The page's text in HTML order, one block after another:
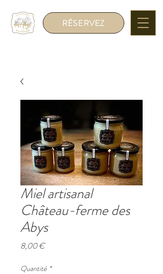
RÉSERVEZ
Miel artisanal
Château-ferme des
Abys
8,00 €Prix
Quantité *